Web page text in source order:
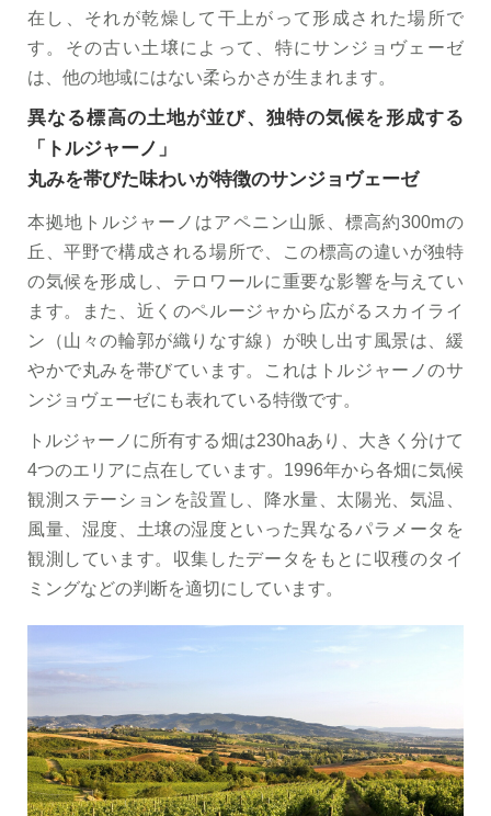
在し、それが乾燥して干上がって形成された場所で
す。その古い土壌によって、特にサンジョヴェーゼ
は、他の地域にはない柔らかさが生まれます。
異なる標高の土地が並び、独特の気候を形成する
「トルジャーノ」
丸みを帯びた味わいが特徴のサンジョヴェーゼ
本拠地トルジャーノはアペニン山脈、標高約300mの
丘、平野で構成される場所で、この標高の違いが独特
の気候を形成し、テロワールに重要な影響を与えてい
ます。また、近くのペルージャから広がるスカイライ
ン（山々の輪郭が織りなす線）が映し出す風景は、緩
やかで丸みを帯びています。これはトルジャーノのサ
ンジョヴェーゼにも表れている特徴です。
トルジャーノに所有する畑は230haあり、大きく分けて
4つのエリアに点在しています。1996年から各畑に気候
観測ステーションを設置し、降水量、太陽光、気温、
風量、湿度、土壌の湿度といった異なるパラメータを
観測しています。収集したデータをもとに収穫のタイ
ミングなどの判断を適切にしています。